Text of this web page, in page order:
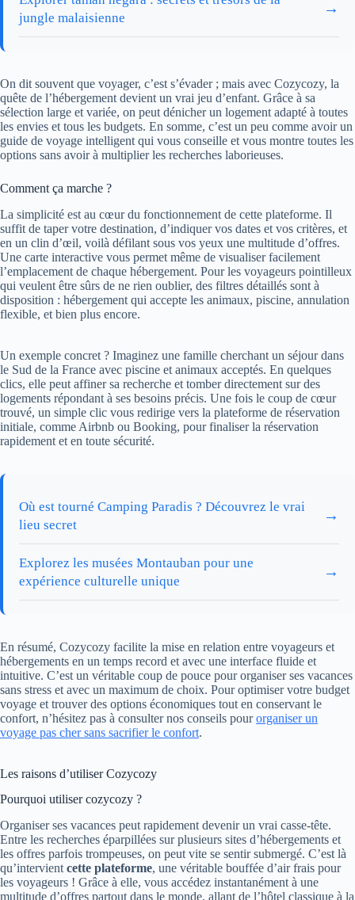
jungle malaisienne
→
On dit souvent que voyager, c’est s’évader ; mais avec Cozycozy, la
quête de l’hébergement devient un vrai jeu d’enfant. Grâce à sa
sélection large et variée, on peut dénicher un logement adapté à toutes
les envies et tous les budgets. En somme, c’est un peu comme avoir un
guide de voyage intelligent qui vous conseille et vous montre toutes les
options sans avoir à multiplier les recherches laborieuses.
Comment ça marche ?
La simplicité est au cœur du fonctionnement de cette plateforme. Il
suffit de taper votre destination, d’indiquer vos dates et vos critères, et
en un clin d’œil, voilà défilant sous vos yeux une multitude d’offres.
Une carte interactive vous permet même de visualiser facilement
l’emplacement de chaque hébergement. Pour les voyageurs pointilleux
qui veulent être sûrs de ne rien oublier, des filtres détaillés sont à
disposition : hébergement qui accepte les animaux, piscine, annulation
flexible, et bien plus encore.
Un exemple concret ? Imaginez une famille cherchant un séjour dans
le Sud de la France avec piscine et animaux acceptés. En quelques
clics, elle peut affiner sa recherche et tomber directement sur des
logements répondant à ses besoins précis. Une fois le coup de cœur
trouvé, un simple clic vous redirige vers la plateforme de réservation
initiale, comme Airbnb ou Booking, pour finaliser la réservation
rapidement et en toute sécurité.
Où est tourné Camping Paradis ? Découvrez le vrai
lieu secret
→
Explorez les musées Montauban pour une
expérience culturelle unique
→
En résumé, Cozycozy facilite la mise en relation entre voyageurs et
hébergements en un temps record et avec une interface fluide et
intuitive. C’est un véritable coup de pouce pour organiser ses vacances
sans stress et avec un maximum de choix. Pour optimiser votre budget
voyage et trouver des options économiques tout en conservant le
confort, n’hésitez pas à consulter nos conseils pourorganiser un
voyage pas cher sans sacrifier le confort.
Les raisons d’utiliser Cozycozy
Pourquoi utiliser cozycozy ?
Organiser ses vacances peut rapidement devenir un vrai casse-tête.
Entre les recherches éparpillées sur plusieurs sites d’hébergements et
les offres parfois trompeuses, on peut vite se sentir submergé. C’est là
qu’intervient cette plateforme, une véritable bouffée d’air frais pour
les voyageurs ! Grâce à elle, vous accédez instantanément à une
multitude d’offres partout dans le monde, allant de l’hôtel classique à la